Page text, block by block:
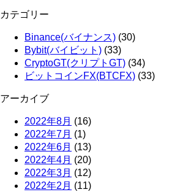
カテゴリー
Binance(バイナンス) (30)
Bybit(バイビット) (33)
CryptoGT(クリプトGT) (34)
ビットコインFX(BTCFX) (33)
アーカイブ
2022年8月 (16)
2022年7月 (1)
2022年6月 (13)
2022年4月 (20)
2022年3月 (12)
2022年2月 (11)